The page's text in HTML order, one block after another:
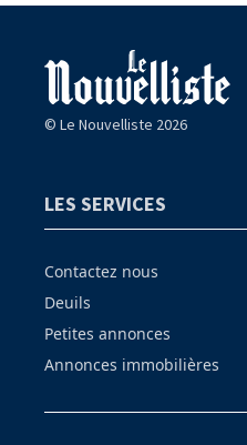
© Le Nouvelliste 2026
LES SERVICES
Contactez nous
Deuils
Petites annonces
Annonces immobilières